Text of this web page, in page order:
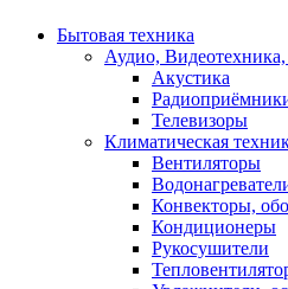
Бытовая техника
Аудио,
Акустика
Телевизоры
Климатическая
Вентиляторы
Конвекторы,
Кондиционеры
Рукосушители